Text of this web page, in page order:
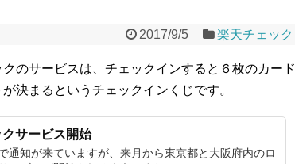
2017/9/5 楽天チェック
のサービスは、チェックインすると６枚のカード
決まるというチェックインくじです。
サービス開始
通知が来ていますが、来月から東京都と大阪府内のロ